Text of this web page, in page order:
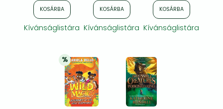
KOSÁRBA
Kívánságlistára
KOSÁRBA
Kívánságlistára
KOSÁRBA
Kívánságlistára
20%
% kedvezmény